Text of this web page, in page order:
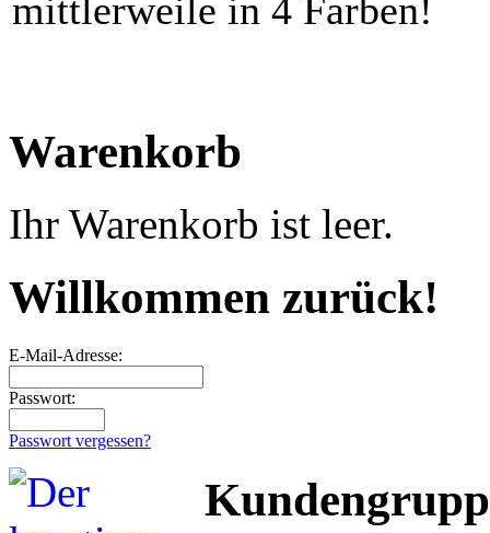
mittlerweile in 4 Farben!
Warenkorb
Ihr Warenkorb ist leer.
Willkommen zurück!
E-Mail-Adresse:
Passwort:
Passwort vergessen?